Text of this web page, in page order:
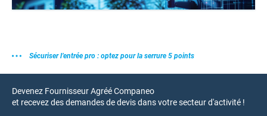
Sécuriser l’entrée pro : optez pour la serrure 5 points
Devenez Fournisseur Agréé Companeo
et recevez des demandes de devis dans votre secteur d'activité !